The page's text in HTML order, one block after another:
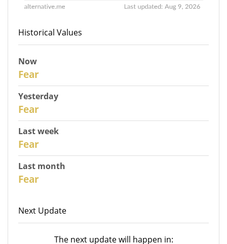
Historical Values
Now
Fear
Yesterday
Fear
Last week
Fear
Last month
Fear
Next Update
The next update will happen in: